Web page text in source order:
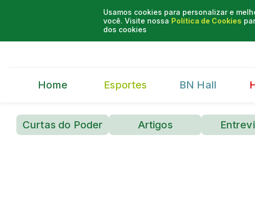
Usamos cookies para personalizar e
você. Visite nossa Política de Cookies
dos cookies
Home Esportes BN Hall
Curtas do Poder Artigos